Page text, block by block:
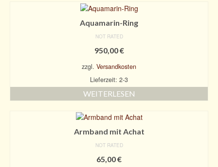
Aquamarin-Ring
NOT RATED
950,00€
zzgl. Versandkosten
Lieferzeit: 2-3
WEITERLESEN
Armband mit Achat
NOT RATED
65,00€